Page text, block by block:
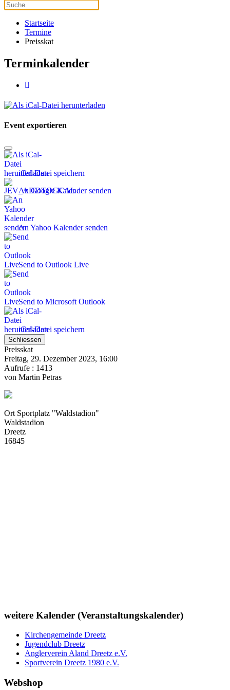
Startseite
Termine
Preisskat
Terminkalender
Event exportieren
iCal-Datei speichern
An Google Kalender senden
An Yahoo Kalender senden
Send to Outlook Live
Send to Microsoft Outlook
iCal-Datei speichern
Schliessen
Preisskat
Freitag, 29. Dezember 2023, 16:00
Aufrufe : 1413
von Martin Petras
Ort Sportplatz "Waldstadion"
Waldstadion
Dreetz
16845
weitere Kalender (Veranstaltungskalender)
Kirchengemeinde Dreetz
Jugendclub Dreetz
Anglerverein Aland Dreetz e.V.
Sportverein Dreetz 1980 e.V.
Webshop